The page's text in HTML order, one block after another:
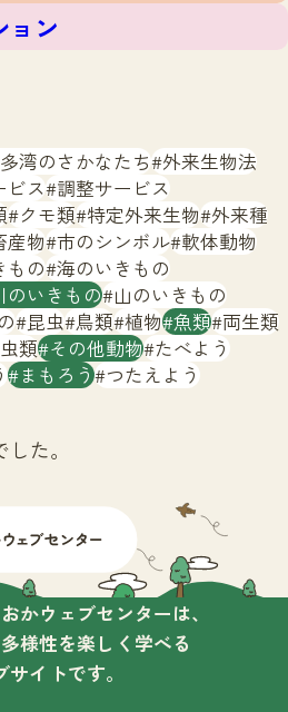
ェブセンターとは
マップ
ョン
湾のさかなたち 外来生物法
ビス 調整サービス
クモ類 特定外来生物 外来種
産物 市のシンボル 軟体動物
もの 海のいきもの
のいきもの 山のいきもの
昆虫 鳥類 植物 魚類 両生類
類 その他動物 たべよう
まもろう つたえよう
た。
かウェブセンターは、
様性を楽しく学べる
サイトです。